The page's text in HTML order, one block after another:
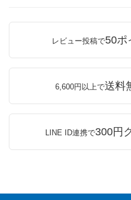
レビュー投稿で50ポ
6,600円以上で送料
LINE ID連携で300円